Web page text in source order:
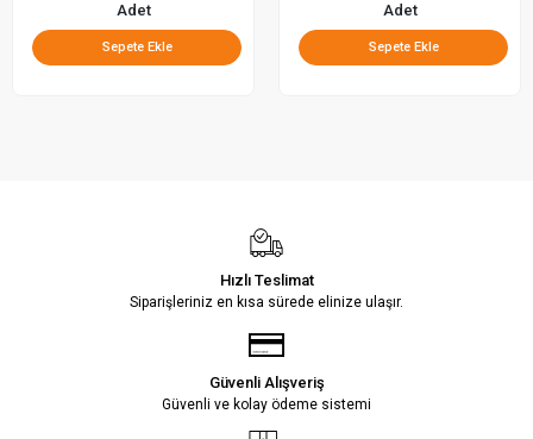
Adet
Sepete Ekle
Adet
Sepete Ekle
Hızlı Teslimat
Siparişleriniz en kısa sürede elinize ulaşır.
Güvenli Alışveriş
Güvenli ve kolay ödeme sistemi